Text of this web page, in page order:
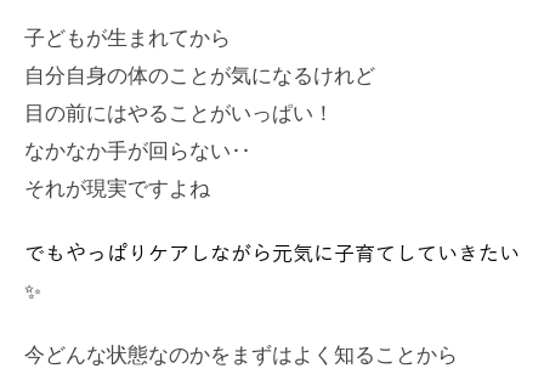
子どもが生まれてから
自分自身の体のことが気になるけれど
目の前にはやることがいっぱい！
なかなか手が回らない‥
それが現実ですよね
でもやっぱりケアしながら元気に子育てしていきたい
✨
今どんな状態なのかをまずはよく知ることから